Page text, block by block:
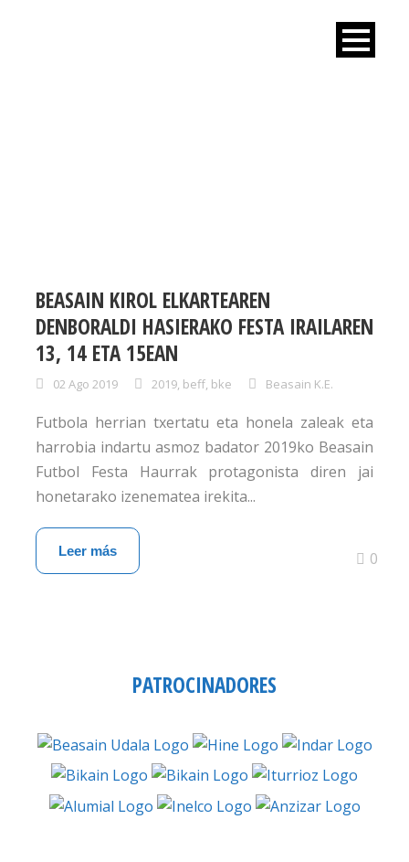
BEASAIN KIROL ELKARTEAREN
DENBORALDI HASIERAKO FESTA IRAILAREN
13, 14 ETA 15EAN
02 Ago 2019 2019, beff, bke Beasain K.E.
Futbola herrian txertatu eta honela zaleak eta
harrobia indartu asmoz badator 2019ko Beasain
Futbol Festa Haurrak protagonista diren jai
honetarako izenematea irekita...
Leer más 0
PATROCINADORES